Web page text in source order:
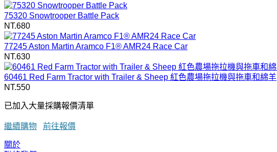
75320 Snowtrooper Battle Pack
NT.680
77245 Aston Martin Aramco F1® AMR24 Race Car
NT.630
60461 Red Farm Tractor with Trailer & Sheep 紅色農場拖拉機與拖車和綿羊
NT.550
已加入大量採購報價清單
繼續購物 前往報價
關於